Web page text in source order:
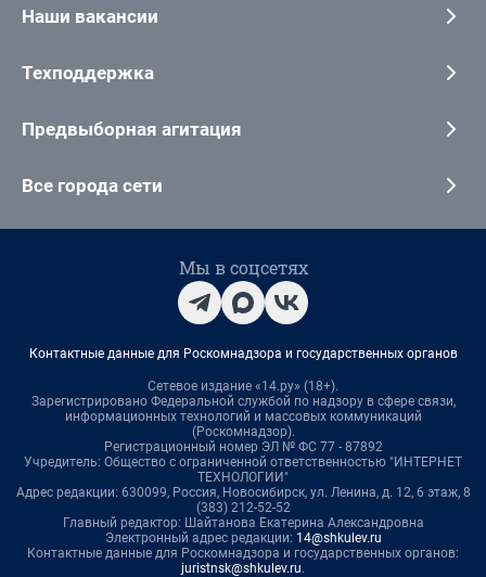
Наши вакансии
Техподдержка
Предвыборная агитация
Все города сети
Мы в соцсетях
Контактные данные для Роскомнадзора и государственных органов
Сетевое издание «14.ру» (18+).
Зарегистрировано Федеральной службой по надзору в сфере связи,
информационных технологий и массовых коммуникаций
(Роскомнадзор).
Регистрационный номер ЭЛ № ФС 77 - 87892
Учредитель: Общество с ограниченной ответственностью "ИНТЕРНЕТ
ТЕХНОЛОГИИ"
Адрес редакции: 630099, Россия, Новосибирск, ул. Ленина, д. 12, 6 этаж, 8
(383) 212-52-52
Главный редактор: Шайтанова Екатерина Александровна
Электронный адрес редакции: 14@shkulev.ru
Контактные данные для Роскомнадзора и государственных органов:
juristnsk@shkulev.ru.